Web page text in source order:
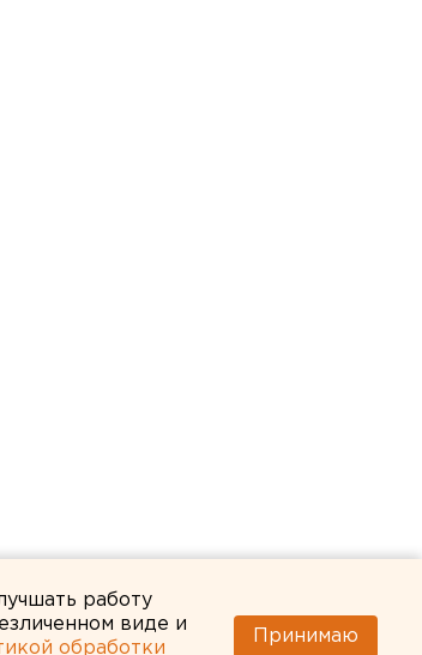
работу
виде и
обработки
Принимаю